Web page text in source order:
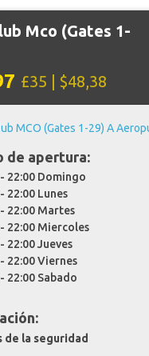
Mco (Gates 1-
£35 | $48,38
de apertura:
22:00 Domingo
22:00 Lunes
22:00 Martes
22:00 Miercoles
22:00 Jueves
22:00 Viernes
22:00 Sabado
de la seguridad